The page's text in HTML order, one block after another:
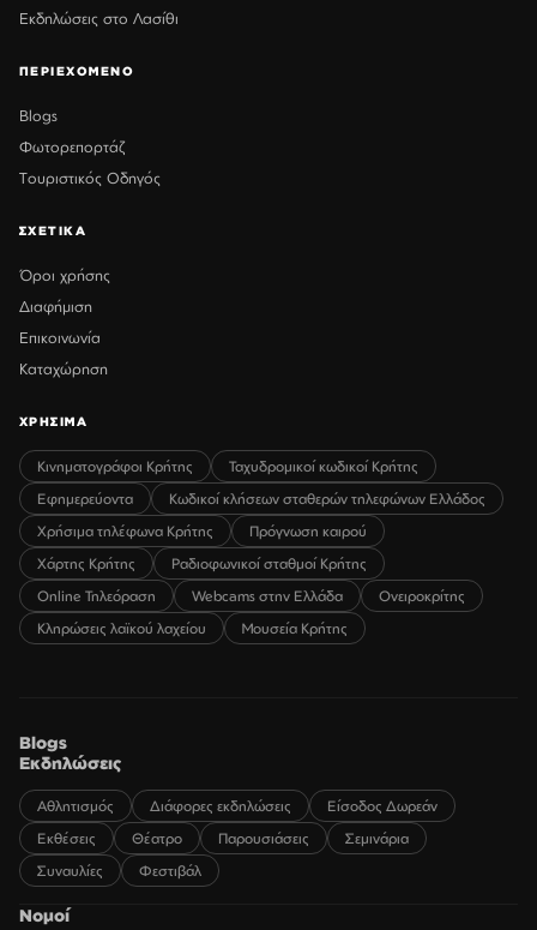
Εκδηλώσεις στο Λασίθι
ΠΕΡΙΕΧΟΜΕΝΟ
Blogs
Φωτορεπορτάζ
Τουριστικός Οδηγός
ΣΧΕΤΙΚΑ
Όροι χρήσης
Διαφήμιση
Επικοινωνία
Καταχώρηση
ΧΡΗΣΙΜΑ
Κινηματογράφοι Κρήτης
Ταχυδρομικοί κωδικοί Κρήτης
Εφημερεύοντα
Κωδικοί κλήσεων σταθερών τηλεφώνων Ελλάδος
Χρήσιμα τηλέφωνα Κρήτης
Πρόγνωση καιρού
Χάρτης Κρήτης
Ραδιοφωνικοί σταθμοί Κρήτης
Online Τηλεόραση
Webcams στην Ελλάδα
Ονειροκρίτης
Κληρώσεις λαϊκού λαχείου
Μουσεία Κρήτης
Blogs
Εκδηλώσεις
Αθλητισμός Διάφορες εκδηλώσεις
Είσοδος Δωρεάν
Εκθέσεις
Θέατρο Παρουσιάσεις
Σεμινάρια
Συναυλίες
Φεστιβάλ
Νομοί